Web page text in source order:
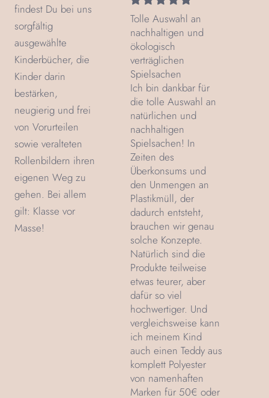
Tolle Auswahl an
nachhaltigen und
ökologisch
verträglichen
Spielsachen
Ich bin dankbar für
die tolle Auswahl an
natürlichen und
nachhaltigen
Spielsachen! In
Zeiten des
Überkonsums und
den Unmengen an
Plastikmüll, der
dadurch entsteht,
brauchen wir genau
solche Konzepte.
Natürlich sind die
Produkte teilweise
etwas teurer, aber
dafür so viel
hochwertiger. Und
vergleichsweise kann
ich meinem Kind
auch einen Teddy aus
komplett Polyester
von namenhaften
Marken für 50€ oder
findest Du bei uns
sorgfältig
ausgewählte
Kinderbücher, die
Kinder darin
bestärken,
neugierig und frei
von Vorurteilen
sowie veralteten
Rollenbildern ihren
eigenen Weg zu
gehen. Bei allem
gilt: Klasse vor
Masse!